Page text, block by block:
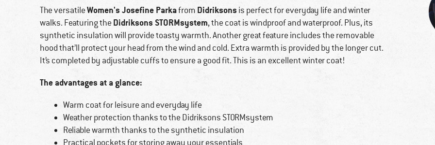
The versatileWomen's Josefine Parkafrom Didriksons is perfect for everyday life and winter
walks. Featuring the Didriksons STORMsystem, the coat is windproof and waterproof. Plus, its
synthetic insulation will provide toasty warmth. Another great feature includes the removable
hood that’ll protect your head from the wind and cold. Extra warmth is provided by the longer cut.
It’s completed by adjustable cuffs to ensure a good fit. This is an excellent winter coat!
The advantages at a glance:
Warm coat for leisure and everyday life
Weather protection thanks to the Didriksons STORMsystem
Reliable warmth thanks to the synthetic insulation
Practical pockets for storing away your essentials